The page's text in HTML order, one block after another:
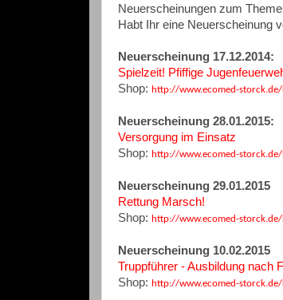
Neuerscheinungen zum
Habt Ihr eine Neuerscheinung
Neuerscheinung 17.12.2014:
Spielzeit! Pfiffige
Shop: http://www.ecomed-
Neuerscheinung 28.01.2015:
Versorgung im Einsatz
Shop: http://www.ecomed-
Neuerscheinung 29.01.2015
Rettung Marsch!
Shop: http://www.ecomed-
Neuerscheinung 10.02.2015
Truppführer - Ausbildung nach
Shop: http://www.ecomed-